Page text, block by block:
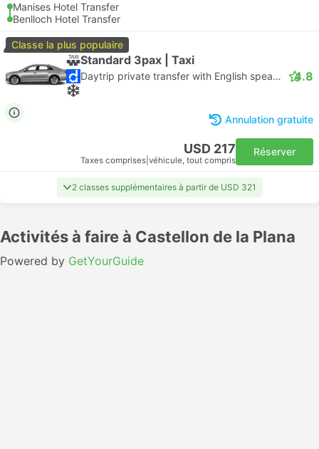
Manises Hotel Transfer
Benlloch Hotel Transfer
Classe la plus populaire
Standard 3pax | Taxi
Daytrip private transfer with English speaking driver 4.8
Annulation gratuite
USD 217
Taxes comprises véhicule, tout compris
Réserver
2 classes supplémentaires à partir de USD 321
Activités à faire à Castellon de la Plana
Powered by GetYourGuide